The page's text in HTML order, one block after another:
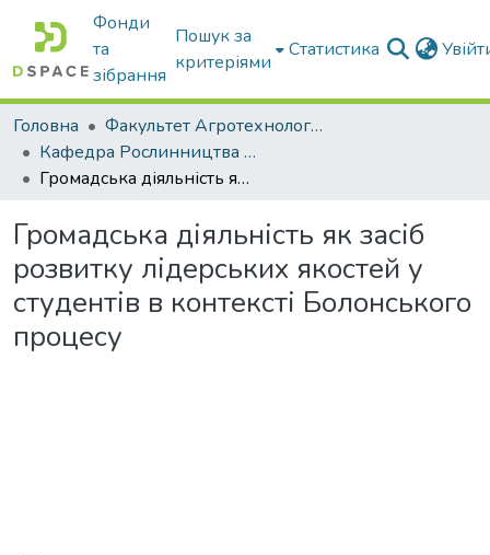
Фонди
та
зібрання
Пошук за
критеріями
Статистика
Головна
Факультет Агротехнологій та екології
Кафедра Рослинництва та садівництва ім. професора В.В. Калитки
Громадська діяльність як засіб розвитку лідерських якостей у студентів в контексті Болонського процесу
Громадська діяльність як засіб
розвитку лідерських якостей у
студентів в контексті Болонського
процесу